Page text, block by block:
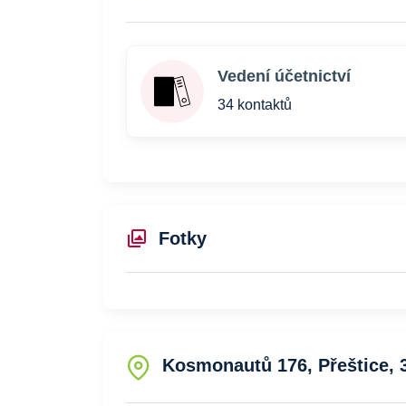
Vedení účetnictví
34 kontaktů
Fotky
Kosmonautů 176, Přeštice,